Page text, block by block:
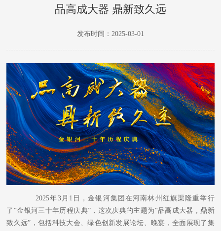
品高成大器 鼎新致久远
发布时间：2025-03-01
2025年3月1日，金银河集团在河南林州红旗渠隆重举行
了“金银河三十年历程庆典”，这次庆典的主题为“品高成大器，鼎新
致久远”，包括科技大会、绿色创新发展论坛、晚宴，全面展现了集